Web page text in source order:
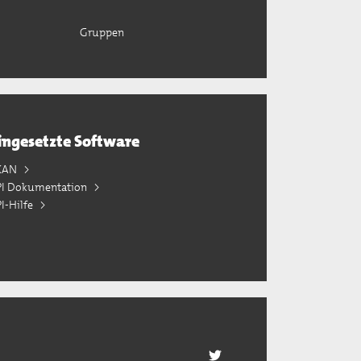
Gruppen
Software
Dokumentation
Hilfe